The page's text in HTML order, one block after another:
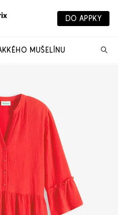
DO APPKY
MUŠELÍNU